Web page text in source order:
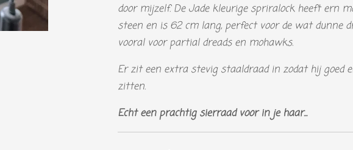
door mijzelf. De Jade kleurige spriralock heeft ern
steen en is 62 cm lang, perfect voor de wat dunne
vooral voor partial dreads en mohawks.
Er zit een extra stevig staaldraad in zodat hij goed
zitten.
Echt een prachtig sierraad voor in je haar...